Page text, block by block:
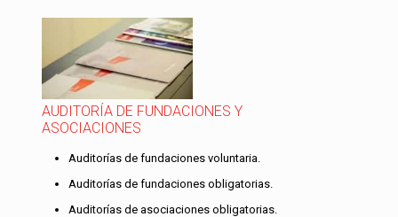
AUDITORÍA DE FUNDACIONES Y
ASOCIACIONES
Auditorías de fundaciones voluntaria.
Auditorías de fundaciones obligatorias.
Auditorías de asociaciones obligatorias.